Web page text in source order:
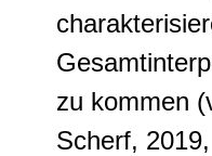
zu kommen
Scherf,